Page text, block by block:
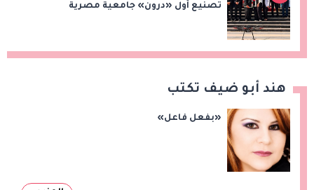
تصنيع أول «درون» جامعية مصرية
هند أبو ضيف تكتب
«بفعل فاعل»